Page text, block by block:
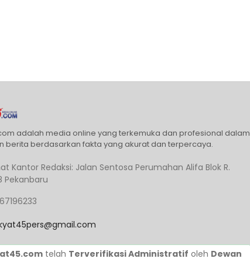
adalah media online yang terkemuka dan profesional dalam
berita berdasarkan fakta yang akurat dan terpercaya.
Kantor Redaksi: Jalan Sentosa Perumahan Alifa Blok R.
Pekanbaru
telah Terverifikasi Administratif oleh Dewan